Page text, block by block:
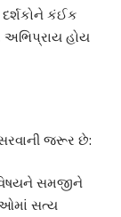
કંઈક
અભિપ્રાય હોય
જરૂર છે:
સમજીને
સત્ય